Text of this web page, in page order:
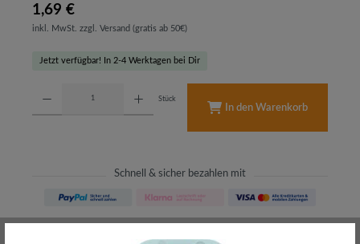
1,69 €
inkl. MwSt. zzgl. Versand (gratis ab 50€)
Jetzt verfügbar! In 2-4 Werktagen bei Dir
Stück
In den Warenkorb
Schnell & sicher bezahlen mit